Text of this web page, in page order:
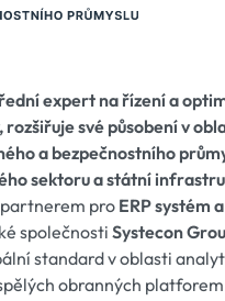
expert na řízení a
své působení v
a bezpečnostního
sektoru a státní
pro ERP systém
společnosti Systecon
standard v oblasti
obranných platforem